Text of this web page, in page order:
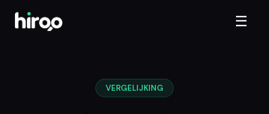
☰
VERGELIJKING